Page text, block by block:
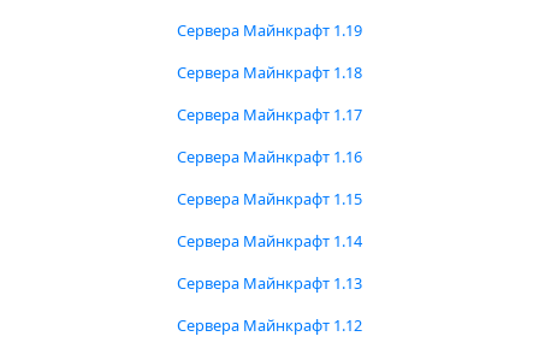
Сервера Майнкрафт 1.19
Сервера Майнкрафт 1.18
Сервера Майнкрафт 1.17
Сервера Майнкрафт 1.16
Сервера Майнкрафт 1.15
Сервера Майнкрафт 1.14
Сервера Майнкрафт 1.13
Сервера Майнкрафт 1.12